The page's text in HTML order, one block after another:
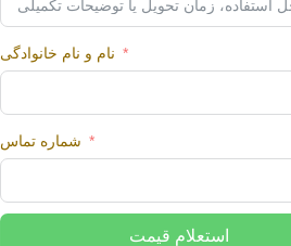
Google
نام و نام خانوادگی
شماره تماس
استعلام قیمت